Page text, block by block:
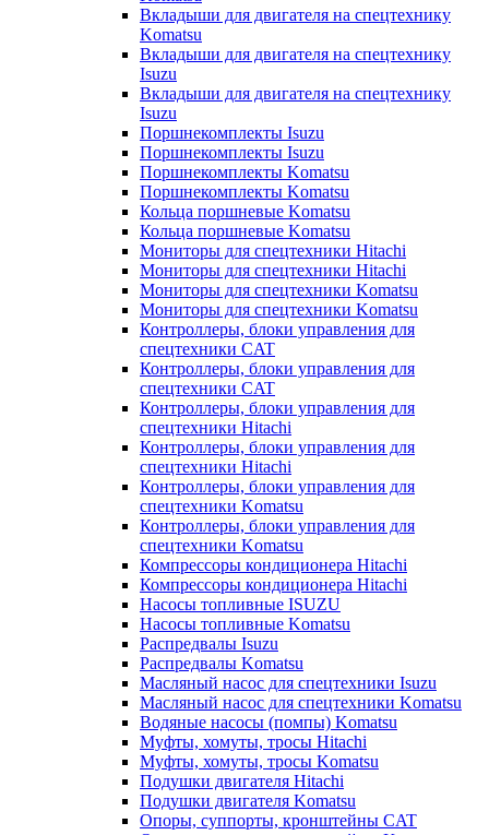
Вкладыши для двигателя на спецтехнику
Komatsu
Вкладыши для двигателя на спецтехнику
Isuzu
Вкладыши для двигателя на спецтехнику
Isuzu
Поршнекомплекты Isuzu
Поршнекомплекты Isuzu
Поршнекомплекты Komatsu
Поршнекомплекты Komatsu
Кольца поршневые Komatsu
Кольца поршневые Komatsu
Мониторы для спецтехники Hitachi
Мониторы для спецтехники Hitachi
Мониторы для спецтехники Komatsu
Мониторы для спецтехники Komatsu
Контроллеры, блоки управления для
спецтехники CAT
Контроллеры, блоки управления для
спецтехники CAT
Контроллеры, блоки управления для
спецтехники Hitachi
Контроллеры, блоки управления для
спецтехники Hitachi
Контроллеры, блоки управления для
спецтехники Komatsu
Контроллеры, блоки управления для
спецтехники Komatsu
Компрессоры кондиционера Hitachi
Компрессоры кондиционера Hitachi
Насосы топливные ISUZU
Насосы топливные Komatsu
Распредвалы Isuzu
Распредвалы Komatsu
Масляный насос для спецтехники Isuzu
Масляный насос для спецтехники Komatsu
Водяные насосы (помпы) Komatsu
Муфты, хомуты, тросы Hitachi
Муфты, хомуты, тросы Komatsu
Подушки двигателя Hitachi
Подушки двигателя Komatsu
Опоры, суппорты, кронштейны CAT